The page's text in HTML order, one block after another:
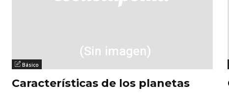
Básico
Características de los planetas